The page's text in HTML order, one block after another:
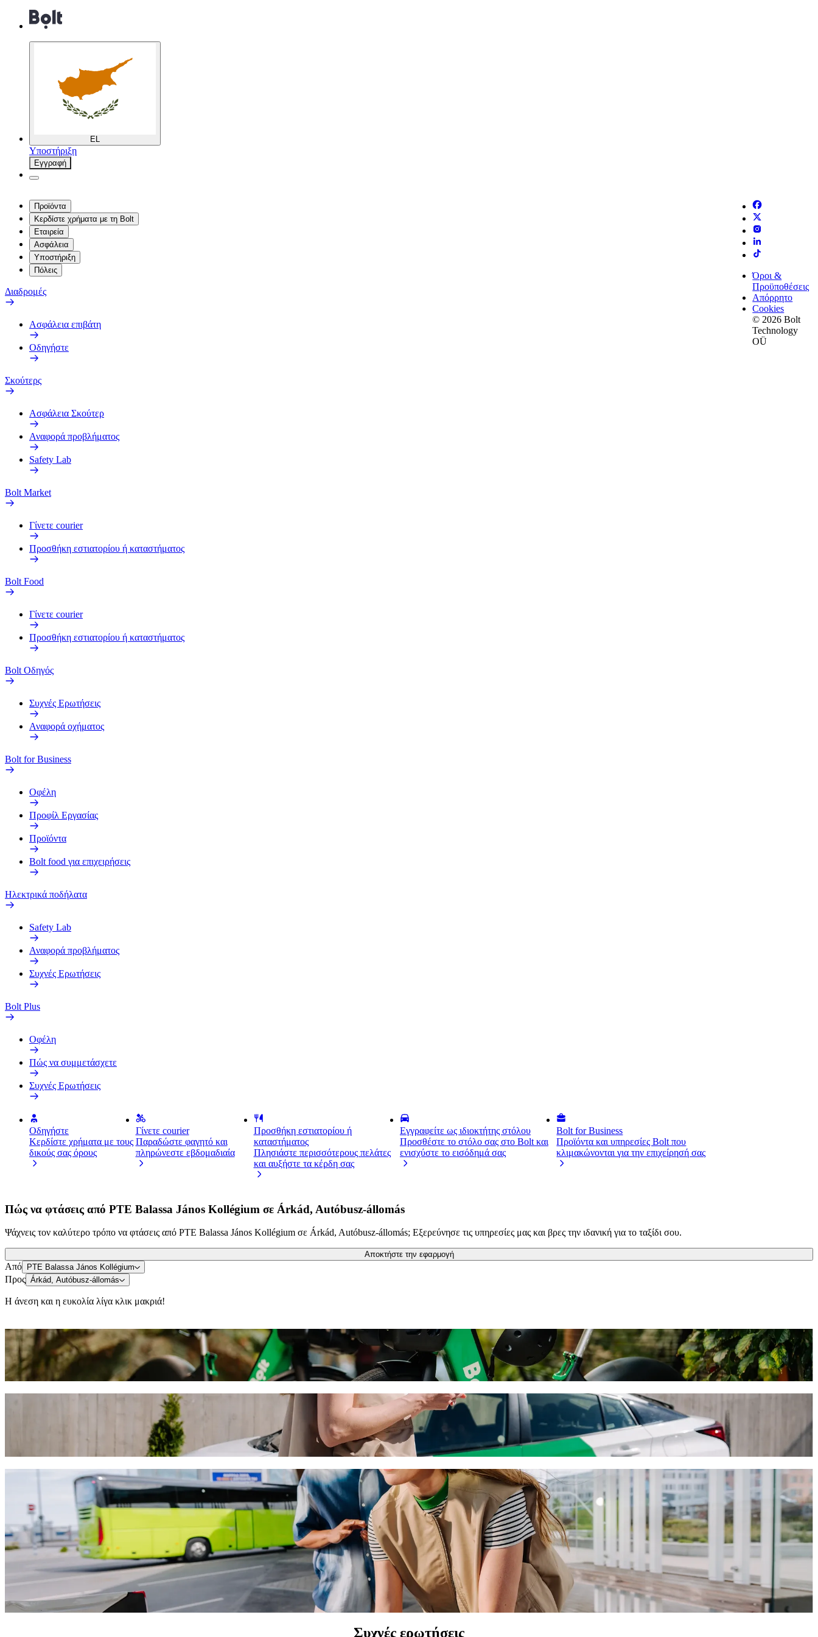
EL
Υποστήριξη
Εγγραφή
Προϊόντα
Κερδίστε χρήματα με τη Bolt
Εταιρεία
Ασφάλεια
Υποστήριξη
Πόλεις
Διαδρομές
Ασφάλεια επιβάτη
Οδηγήστε
Σκούτερς
Ασφάλεια Σκούτερ
Αναφορά προβλήματος
Safety Lab
Bolt Market
Γίνετε courier
Προσθήκη εστιατορίου ή καταστήματος
Bolt Food
Γίνετε courier
Προσθήκη εστιατορίου ή καταστήματος
Bolt Οδηγός
Συχνές Ερωτήσεις
Αναφορά οχήματος
Bolt for Business
Οφέλη
Προφίλ Εργασίας
Προϊόντα
Bolt food για επιχειρήσεις
Ηλεκτρικά ποδήλατα
Safety Lab
Αναφορά προβλήματος
Συχνές Ερωτήσεις
Bolt Plus
Οφέλη
Πώς να συμμετάσχετε
Συχνές Ερωτήσεις
Οδηγήστε
Κερδίστε χρήματα με τους
δικούς σας όρους
Γίνετε courier
Παραδώστε φαγητό και
πληρώνεστε εβδομαδιαία
Προσθήκη εστιατορίου ή
καταστήματος
Πλησιάστε περισσότερους πελάτες
και αυξήστε τα κέρδη σας
Εγγραφείτε ως ιδιοκτήτης στόλου
Προσθέστε το στόλο σας στο Bolt και
ενισχύστε το εισόδημά σας
Bolt for Business
Προϊόντα και υπηρεσίες Bolt που
κλιμακώνονται για την επιχείρησή σας
Όροι &
Προϋποθέσεις
Απόρρητο
Cookies
© 2026 Bolt
Technology
OÜ
Πώς να φτάσεις από PTE Balassa János Kollégium σε Árkád, Autóbusz-állomás
Ψάχνεις τον καλύτερο τρόπο να φτάσεις από PTE Balassa János Kollégium σε Árkád, Autóbusz-állomás; Εξερεύνησε τις υπηρεσίες μας και βρες την ιδανική για το ταξίδι σου.
Αποκτήστε την εφαρμογή
Από PTE Balassa János Kollégium
Προς Árkád, Autóbusz-állomás
Η άνεση και η ευκολία λίγα κλικ μακριά!
Σκούτερ ή ηλεκτρικά ποδήλατα
Μετακινήσου στην Pécs με Scooters ή E-bikes
Κατέβασε την εφαρμογή Bolt
Πήγαινε από PTE Balassa János Kollégium σε Árkád, Autóbusz-állomás με Bolt ride-hailing
Σου συνιστούμε να επιλέξεις τη Bolt ride-hailing αν ψάχνεις για την καλύτερη τιμή για να φτάσεις στο Árkád, Autóbusz-állomás. Με τη Bolt, αυτή η διαδρομή θα διαρκέσει περίπου 7 λ. και θα κοστίσει γύρω
στα 2.753,70 HUF HUF. Όποια και αν είναι η περίσταση, θα βρούμε το ιδανικό όχημα για εσένα.
Υπηρεσίες Bolt για να φτάσεις από PTE Balassa János Kollégium σε Árkád, Autóbusz-állomás
Πολλές αποσκευές; Κάνε κράτηση στα XL φορτηγάκια μας για μέχρι 6 άτομα.
Θέλεις να φτάσεις με στιλ; Δοκίμασε τα premium αυτοκίνητα της Bolt.
Ταξιδεύεις με παιδιά; Παράγγειλε μια φιλική προς τα παιδιά διαδρομή με ανυψωτικό κάθισμα.
Το κατοικίδιό σου έρχεται μαζί; Δοκίμασε τις φιλικές προς τα κατοικίδια διαδρομές μας.
Χρειάζεσαι επιπλέον βοήθεια; Η κατηγορία assist προσφέρει οχήματα προσβάσιμα σε αναπηρικό αμαξίδιο (WAV).
Προσιτές διαδρομές; Απόλαυσε compact αυτοκίνητα σε χαμηλότερη τιμή με τη Bolt basic.
Κατέβασε την εφαρμογή Bolt
Συχνές ερωτήσεις